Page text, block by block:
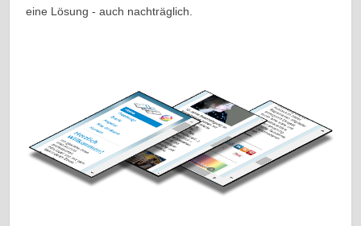
eine Lösung - auch nachträglich.